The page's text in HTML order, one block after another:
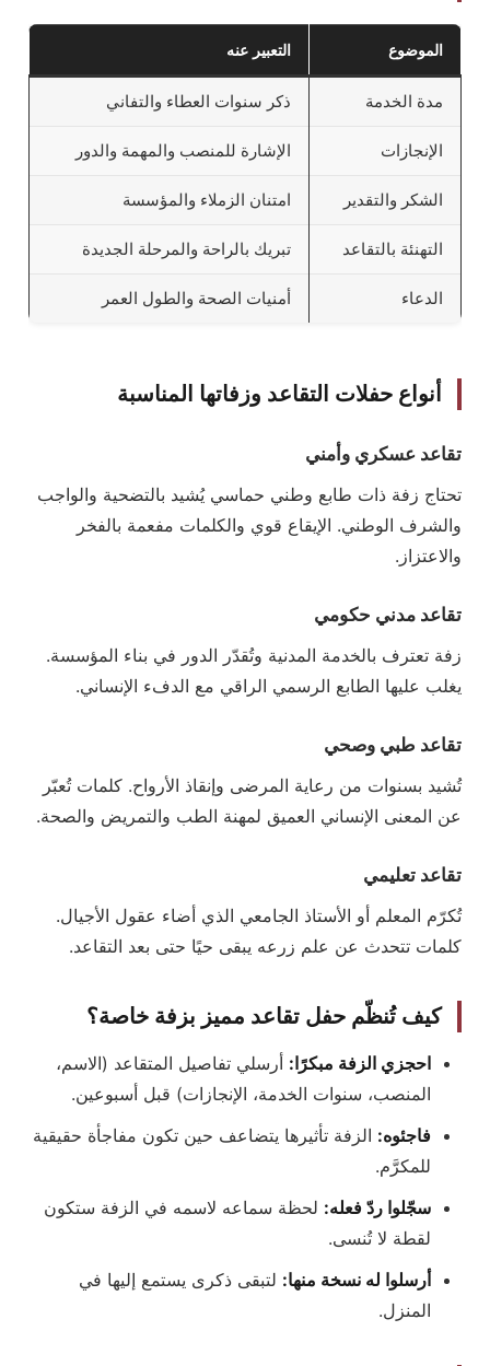
الموضوع التعبير عنه
مدة الخدمة ذكر سنوات العطاء والتفاني
الإنجازات الإشارة للمنصب والمهمة والدور
الشكر والتقدير امتنان الزملاء والمؤسسة
التهنئة بالتقاعد تبريك بالراحة والمرحلة الجديدة
الدعاء أمنيات الصحة والطول العمر
أنواع حفلات التقاعد وزفاتها المناسبة
تقاعد عسكري وأمني
تحتاج زفة ذات طابع وطني حماسي يُشيد بالتضحية والواجب
والشرف الوطني. الإيقاع قوي والكلمات مفعمة بالفخر
والاعتزاز.
تقاعد مدني حكومي
زفة تعترف بالخدمة المدنية وتُقدّر الدور في بناء المؤسسة.
يغلب عليها الطابع الرسمي الراقي مع الدفء الإنساني.
تقاعد طبي وصحي
تُشيد بسنوات من رعاية المرضى وإنقاذ الأرواح. كلمات تُعبّر
عن المعنى الإنساني العميق لمهنة الطب والتمريض والصحة.
تقاعد تعليمي
تُكرّم المعلم أو الأستاذ الجامعي الذي أضاء عقول الأجيال.
كلمات تتحدث عن علم زرعه يبقى حيًا حتى بعد التقاعد.
كيف تُنظّم حفل تقاعد مميز بزفة خاصة؟
احجزي الزفة مبكرًا: أرسلي تفاصيل المتقاعد (الاسم،
المنصب، سنوات الخدمة، الإنجازات) قبل أسبوعين.
فاجئوه: الزفة تأثيرها يتضاعف حين تكون مفاجأة حقيقية
للمكرَّم.
سجّلوا ردّ فعله: لحظة سماعه لاسمه في الزفة ستكون
لقطة لا تُنسى.
أرسلوا له نسخة منها: لتبقى ذكرى يستمع إليها في
المنزل.